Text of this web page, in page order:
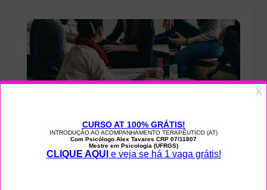
Siteat.net 0
O acompanhamento terapêutico na